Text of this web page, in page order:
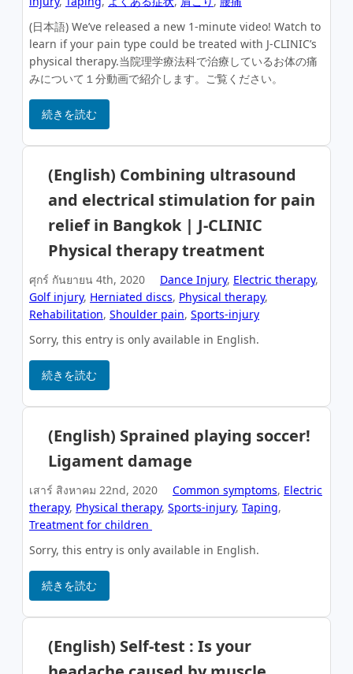
(日本語) We’ve released a new 1-minute video! Watch to
learn if your pain type could be treated with J-CLINIC’s
physical therapy.当院理学療法科で治療しているお体の痛
みについて１分動画で紹介します。ご覧ください。
続きを読む
(English) Combining ultrasound
and electrical stimulation for pain
relief in Bangkok | J-CLINIC
Physical therapy treatment
ศุกร์ กันยายน 4th, 2020 Dance Injury, Electric therapy,
Golf injury, Herniated discs, Physical therapy,
Rehabilitation, Shoulder pain, Sports-injury
Sorry, this entry is only available in English.
続きを読む
(English) Sprained playing soccer!
Ligament damage
เสาร์ สิงหาคม 22nd, 2020 Common symptoms, Electric
therapy, Physical therapy, Sports-injury, Taping,
Treatment for children
Sorry, this entry is only available in English.
続きを読む
(English) Self-test : Is your